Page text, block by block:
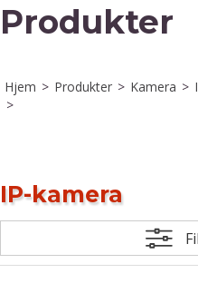
Produkter
Hjem>Produkter>Kamera>
>
IP-kamera